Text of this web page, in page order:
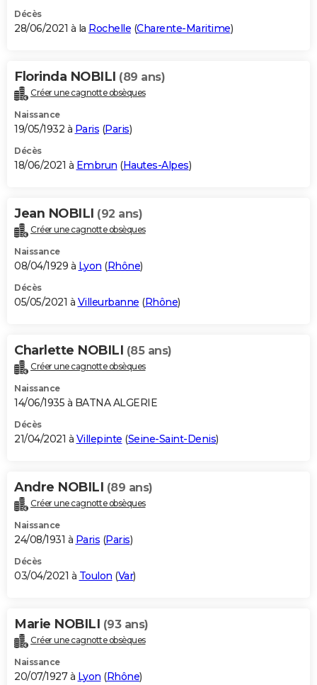
Décès
28/06/2021 à la Rochelle (Charente-Maritime)
Florinda NOBILI (89 ans)
Créer une cagnotte obsèques
Naissance
19/05/1932 à Paris (Paris)
Décès
18/06/2021 à Embrun (Hautes-Alpes)
Jean NOBILI (92 ans)
Créer une cagnotte obsèques
Naissance
08/04/1929 à Lyon (Rhône)
Décès
05/05/2021 à Villeurbanne (Rhône)
Charlette NOBILI (85 ans)
Créer une cagnotte obsèques
Naissance
14/06/1935 à BATNA ALGERIE
Décès
21/04/2021 à Villepinte (Seine-Saint-Denis)
Andre NOBILI (89 ans)
Créer une cagnotte obsèques
Naissance
24/08/1931 à Paris (Paris)
Décès
03/04/2021 à Toulon (Var)
Marie NOBILI (93 ans)
Créer une cagnotte obsèques
Naissance
20/07/1927 à Lyon (Rhône)